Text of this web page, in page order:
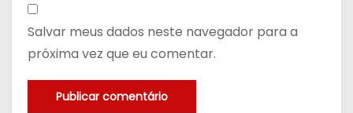
Salvar meus dados neste navegador para a
próxima vez que eu comentar.